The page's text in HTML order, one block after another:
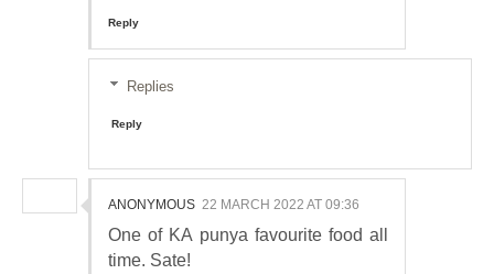
Reply
Replies
Reply
ANONYMOUS 22 MARCH 2022 AT 09:36
One of KA punya favourite food all
time. Sate!